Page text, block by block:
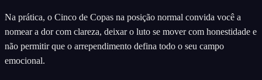
Na prática, o Cinco de Copas na posição normal convida você a
nomear a dor com clareza, deixar o luto se mover com honestidade e
não permitir que o arrependimento defina todo o seu campo
emocional.